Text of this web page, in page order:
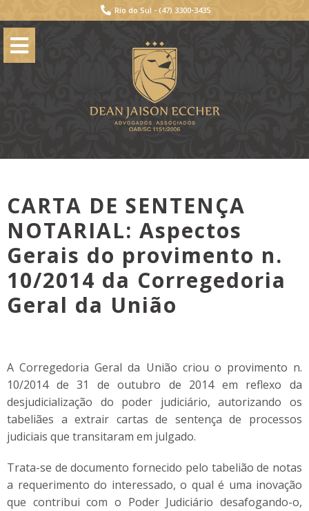
Rio do Sul - (47) 3300-3435
CARTA DE SENTENÇA
NOTARIAL: Aspectos
Gerais do provimento n.
10/2014 da Corregedoria
Geral da União
A Corregedoria Geral da União criou o provimento n.
10/2014 de 31 de outubro de 2014 em reflexo da
desjudicialização do poder judiciário, autorizando os
tabeliães a extrair cartas de sentença de processos
judiciais que transitaram em julgado.
Trata-se de documento fornecido pelo tabelião de notas
a requerimento do interessado, o qual é uma inovação
que contribui com o Poder Judiciário desafogando-o,